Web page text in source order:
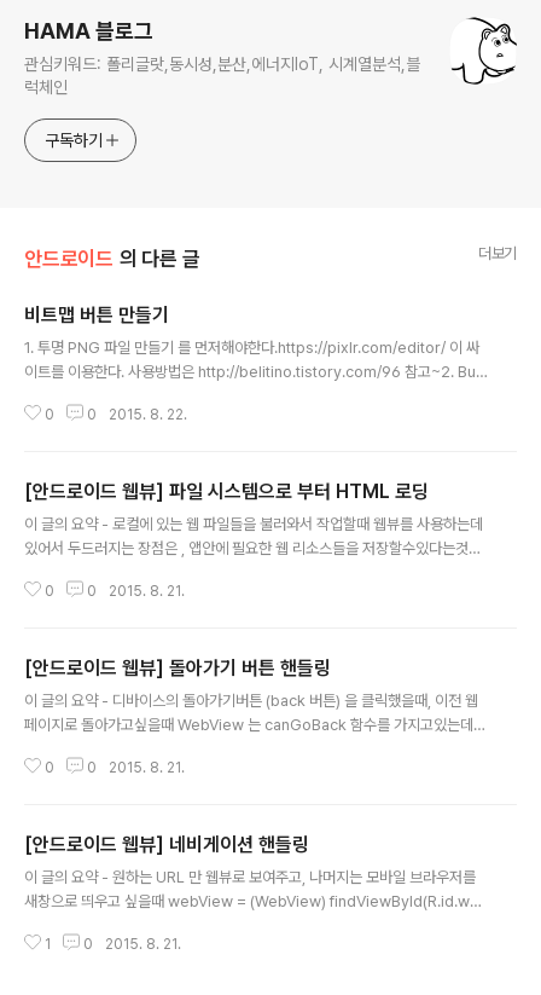
HAMA 블로그
관심키워드: 폴리글랏,동시성,분산,에너지IoT, 시계열분석,블
럭체인
구독하기
안드로이드 의 다른 글 더보기
비트맵 버튼 만들기
1. 투명 PNG 파일 만들기 를 먼저해야한다.https://pixlr.com/editor/ 이 싸
이트를 이용한다. 사용방법은 http://belitino.tistory.com/96 참고~2. Butt
com.company.mybitmapbutton; import android.content.Context;
9-14. */ public class MyBitmapButton extends Button..
0 0 2015. 8. 22.
[안드로이드 웹뷰] 파일 시스템으로 부터 HTML 로딩
이 글의 요약 - 로컬에 있는 웹 파일들을 불러와서 작업할때 웹뷰를 사용하는데
있어서 두드러지는 장점은 , 앱안에 필요한 웹 리소스들을 저장할수있다는것이
HTML, JavaScript, CSS 를 assets 디렉토리 (src/main/assets 등에 만
es/somelink.html" -> "./pages/index.html" )아래와 같이 로딩하자. ( 리
모트에 있는 URL 을 읽어와서 작업하기 전에 전처리할것들을 이렇게 처리해도
될듯)mWebView.loadUrl..
0 0 2015. 8. 21.
[안드로이드 웹뷰] 돌아가기 버튼 핸들링
이 글의 요약 - 디바이스의 돌아가기버튼 (back 버튼) 을 클릭했을때, 이전 웹
페이지로 돌아가고싶을때 WebView 는 canGoBack 함수를 가지고있는데,
MainActivity extends Activity { private WebView mWebView; @O
oBack()) { mWebView.goBack(); } else { super.onBackPressed(); }
} @Override ..
0 0 2015. 8. 21.
[안드로이드 웹뷰] 네비게이션 핸들링
이 글의 요약 - 원하는 URL 만 웹뷰로 보여주고, 나머지는 모바일 브라우저를
새창으로 띄우고 싶을때 webView = (WebView) findViewById(R.id.we
iew.loadUrl("http://www.html5rocks.com/");안드로이드에 webview
1 0 2015. 8. 21.